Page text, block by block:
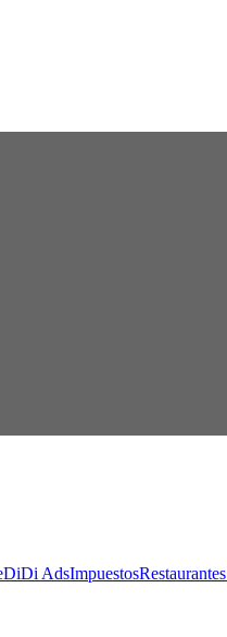
DiDi AdsImpuestos